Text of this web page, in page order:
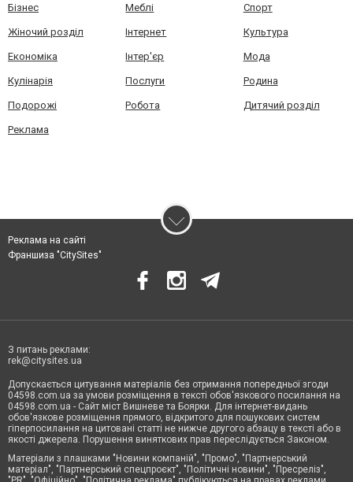
Бізнес Меблі Спорт
Жіночий розділ Інтернет Культура
Економіка Інтер'єр Мода
Кулінарія Послуги Родина
Подорожі Робота Дитячий розділ
Реклама
Реклама на сайті
Франшиза "CitySites"
З питань реклами:
rek@citysites.ua
Допускається цитування матеріалів без отримання попередньої згоди
04598.com.ua за умови розміщення в тексті обов'язкового посилання на
04598.com.ua - Сайт міст Вишневе та Боярки. Для інтернет-видань
обов'язкове розміщення прямого, відкритого для пошукових систем
гіперпосилання на цитовані статті не нижче другого абзацу в тексті або в
якості джерела. Порушення виняткових прав переслідується Законом.
Матеріали з плашками "Новини компаній", "Промо", "Партнерський
матеріал", "Партнерський спецпроєкт", "Політичні новини", "Пресреліз",